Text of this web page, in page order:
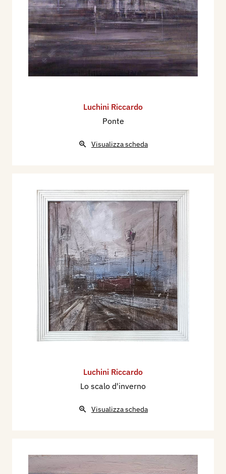
Luchini Riccardo
Ponte
Visualizza scheda
Luchini Riccardo
Lo scalo d'inverno
Visualizza scheda